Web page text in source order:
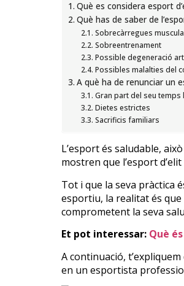
Què es considera esport
Què has de saber de
Sobrecàrregues
Sobreentrenament
Possible degeneració
Possibles malalties del
A què ha de renunciar un
Gran part del seu temps
Dietes estrictes
Sacrificis familiars
L’esport és saludable,
mostren que l’esport
Tot i que la seva pràctica
esportiu, la realitat és que
comprometent la seva
Et pot interessar: Què
A continuació,
en un esportista